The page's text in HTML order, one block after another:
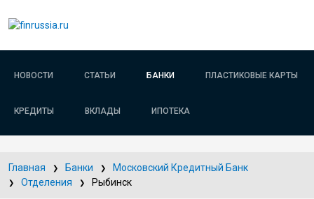
НОВОСТИ СТАТЬИ БАНКИ ПЛАСТИКОВЫЕ КАРТЫ
КРЕДИТЫ ВКЛАДЫ ИПОТЕКА
Главная Банки
Московский Кредитный Банк
Отделения
Рыбинск